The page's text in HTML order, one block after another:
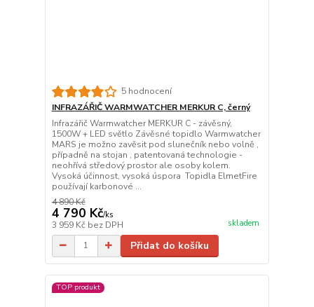
5 hodnocení
INFRAZÁŘIČ WARMWATCHER MERKUR C, černý
Infrazářič Warmwatcher MERKUR C - závěsný,
1500W + LED světlo Závěsné topidlo Warmwatcher
MARS je možno zavěsit pod slunečník nebo volně ,
případně na stojan , patentovaná technologie -
neohřívá středový prostor ale osoby kolem.
Vysoká účinnost, vysoká úspora Topidla ElmetFire
používají karbonové ...
4 890 Kč
4 790 Kč/ks
3 959 Kč bez DPH skladem
Přidat do košíku
TOP produkt